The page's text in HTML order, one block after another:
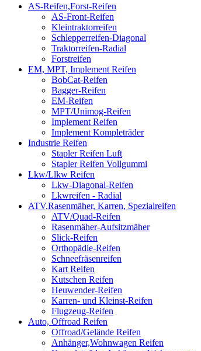
AS-Reifen,Forst-Reifen
AS-Front-Reifen
Kleintraktorreifen
Schlepperreifen-Diagonal
Traktorreifen-Radial
Forstreifen
EM, MPT, Implement Reifen
BobCat-Reifen
Bagger-Reifen
EM-Reifen
MPT/Unimog-Reifen
Implement Reifen
Implement Kompleträder
Industrie Reifen
Stapler Reifen Luft
Stapler Reifen Vollgummi
Lkw/Llkw Reifen
Lkw-Diagonal-Reifen
Lkwreifen - Radial
ATV,Rasenmäher, Karren, Spezialreifen
ATV/Quad-Reifen
Rasenmäher-Aufsitzmäher
Slick-Reifen
Orthopädie-Reifen
Schneefräsenreifen
Kart Reifen
Kutschen Reifen
Heuwender-Reifen
Karren- und Kleinst-Reifen
Flugzeug-Reifen
Auto, Offroad Reifen
Offroad/Gelände Reifen
Anhänger,Wohnwagen Reifen